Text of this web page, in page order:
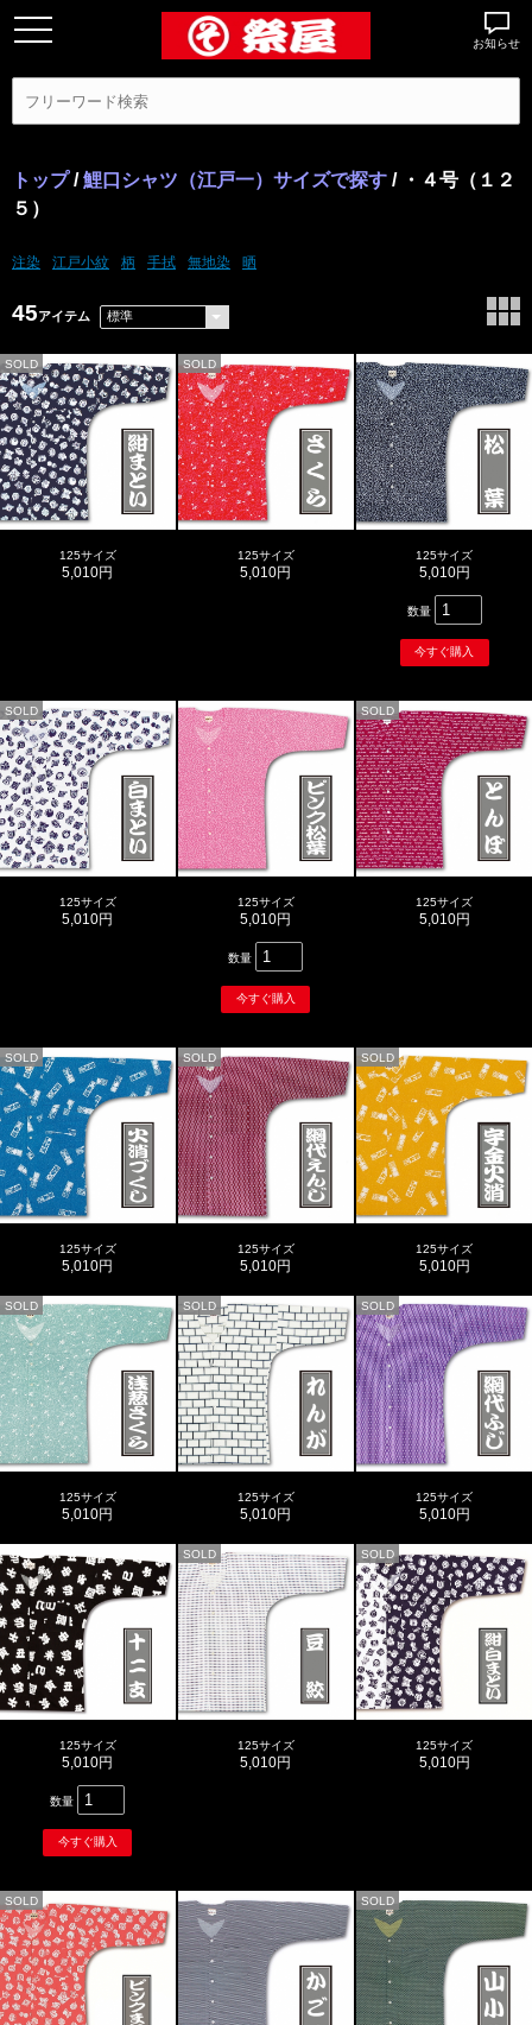
お知らせ
トップ/鯉口シャツ（江戸一）サイズで探す / ・４号（１２
５）
注染 江戸小紋 柄 手拭 無地染 晒
45アイテム
SOLD
125サイズ
5,010円
SOLD
125サイズ
5,010円
125サイズ
5,010円
数量
SOLD
125サイズ
5,010円
125サイズ
5,010円
数量
SOLD
125サイズ
5,010円
SOLD
125サイズ
5,010円
SOLD
125サイズ
5,010円
SOLD
125サイズ
5,010円
SOLD
125サイズ
5,010円
SOLD
125サイズ
5,010円
SOLD
125サイズ
5,010円
125サイズ
5,010円
数量
SOLD
125サイズ
5,010円
SOLD
125サイズ
5,010円
SOLD SOLD